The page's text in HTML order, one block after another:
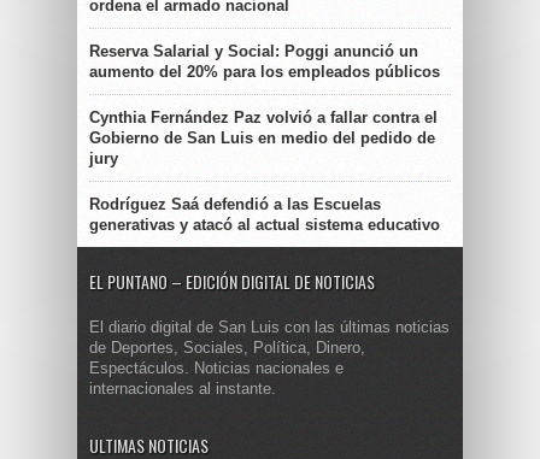
ordena el armado nacional
Reserva Salarial y Social: Poggi anunció un
aumento del 20% para los empleados públicos
Cynthia Fernández Paz volvió a fallar contra el
Gobierno de San Luis en medio del pedido de
jury
Rodríguez Saá defendió a las Escuelas
generativas y atacó al actual sistema educativo
EL PUNTANO – EDICIÓN DIGITAL DE NOTICIAS
El diario digital de San Luis con las últimas noticias
de Deportes, Sociales, Política, Dinero,
Espectáculos. Noticias nacionales e
internacionales al instante.
ULTIMAS NOTICIAS